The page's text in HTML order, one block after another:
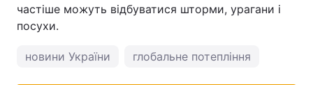
частіше можуть відбуватися шторми, урагани і
посухи.
новини України глобальне потепління